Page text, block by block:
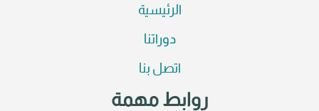
الرئيسية
دوراتنا
اتصل بنا
روابط مهمة